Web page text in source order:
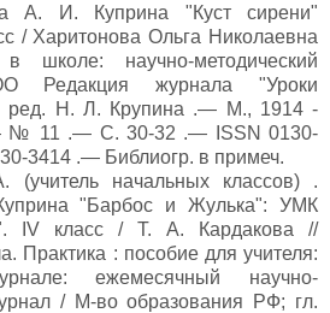
А. И. Куприна "Куст сирени"
/ Харитонова Ольга Николаевна
школе: научно-методический
Редакция журнала "Уроки
ред. Н. Л. Крупина .— М., 1914 -
№ 11 .— С. 30-32 .— ISSN 0130-
3414 .— Библиогр. в примеч.
(учитель начальных классов) .
"Барбос и Жулька": УМК
IV класс / Т. А. Кардакова //
Практика : пособие для учителя:
ежемесячный научно-
/ М-во образования РФ; гл.